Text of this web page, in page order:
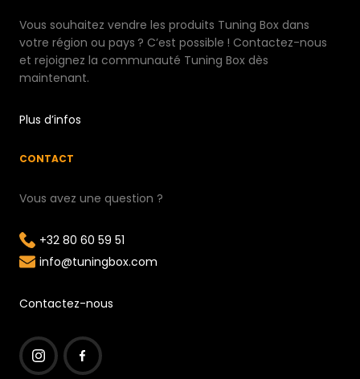
Vous souhaitez vendre les produits Tuning Box dans
votre région ou pays ? C’est possible ! Contactez-nous
et rejoignez la communauté Tuning Box dès
maintenant.
Plus d’infos
CONTACT
Vous avez une question ?
+32 80 60 59 51
info@tuningbox.com
Contactez-nous